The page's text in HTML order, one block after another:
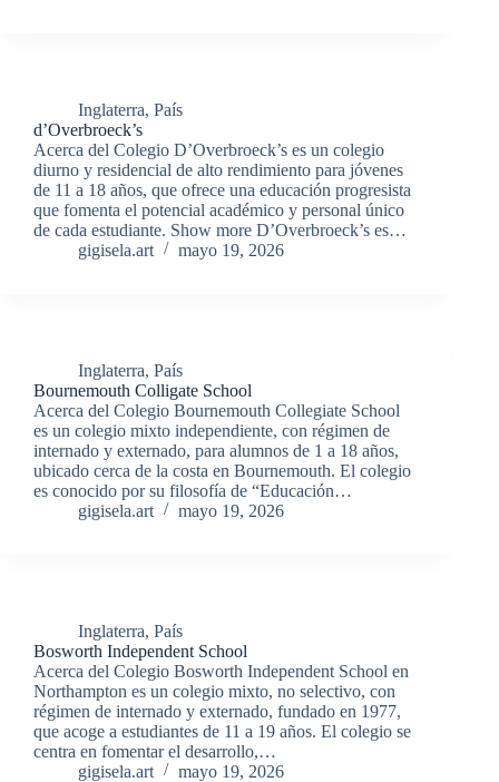
Inglaterra, País
d’Overbroeck’s
Acerca del Colegio D’Overbroeck’s es un colegio
diurno y residencial de alto rendimiento para jóvenes
de 11 a 18 años, que ofrece una educación progresista
que fomenta el potencial académico y personal único
de cada estudiante. Show more D’Overbroeck’s es…
gigisela.art
mayo 19, 2026
Inglaterra, País
Bournemouth Colligate School
Acerca del Colegio Bournemouth Collegiate School
es un colegio mixto independiente, con régimen de
internado y externado, para alumnos de 1 a 18 años,
ubicado cerca de la costa en Bournemouth. El colegio
es conocido por su filosofía de “Educación…
gigisela.art
mayo 19, 2026
Inglaterra, País
Bosworth Independent School
Acerca del Colegio Bosworth Independent School en
Northampton es un colegio mixto, no selectivo, con
régimen de internado y externado, fundado en 1977,
que acoge a estudiantes de 11 a 19 años. El colegio se
centra en fomentar el desarrollo,…
gigisela.art
mayo 19, 2026